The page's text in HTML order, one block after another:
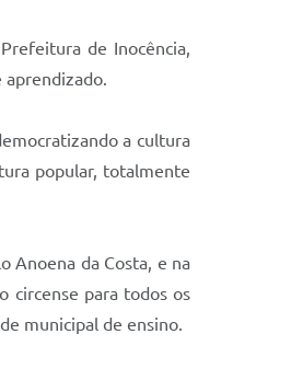
de Inocência,
a cultura
popular, totalmente
Anoena da Costa, e na
circense para todos os
municipal de ensino.